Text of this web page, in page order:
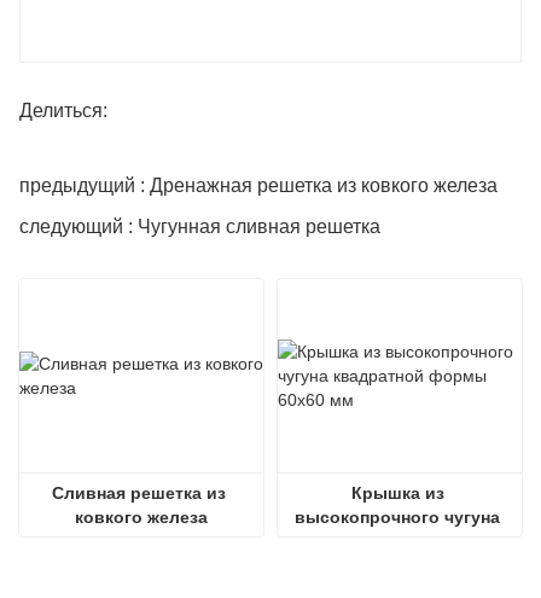
Делиться:
предыдущий : Дренажная решетка из ковкого железа
следующий : Чугунная сливная решетка
Сливная решетка из
ковкого железа
Крышка из
высокопрочного чугуна